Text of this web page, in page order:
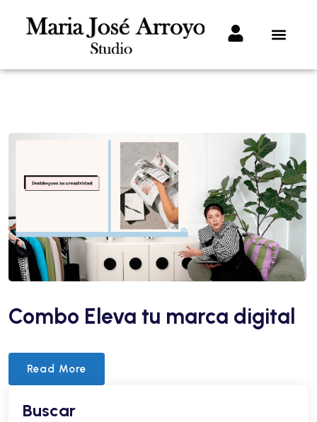
Combo Eleva tu marca digital
Read More
Buscar